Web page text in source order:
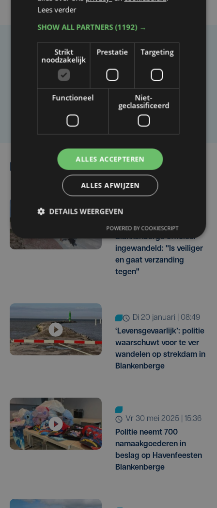
Taalfout opgemerkt?
Heb je een taal- of schrijffout opgemerkt in dit
artikel?
Laat het ons weten
Lees ook
Nieuwe havendam
Blankenberge officieel
ingewandeld: "Is veiliger
en gaat verzanding
tegen"
di 20 januari | 08:49
‘Levensgevaarlijk’: politie
waarschuwt voor te ver
wandelen op strekdam in
Blankenberge
vr 30 mei 2025 | 15:36
Politie neemt 700
namaakgoederen in
beslag op Havenfeesten
Blankenberge
Lees verder
SHOW ALL PARTNERS(1192) →
Strikt
noodzakelijk
Prestatie Targeting
Functioneel
Niet-
geclassificeerd
ALLES ACCEPTEREN
ALLES AFWIJZEN
DETAILS WEERGEVEN
POWERED BY COOKIESCRIPT